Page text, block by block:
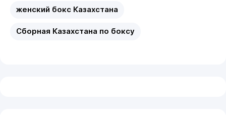
женский бокс Казахстана
Сборная Казахстана по боксу